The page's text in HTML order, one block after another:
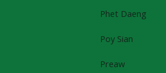
Phet Daeng
Poy Sian
Preaw